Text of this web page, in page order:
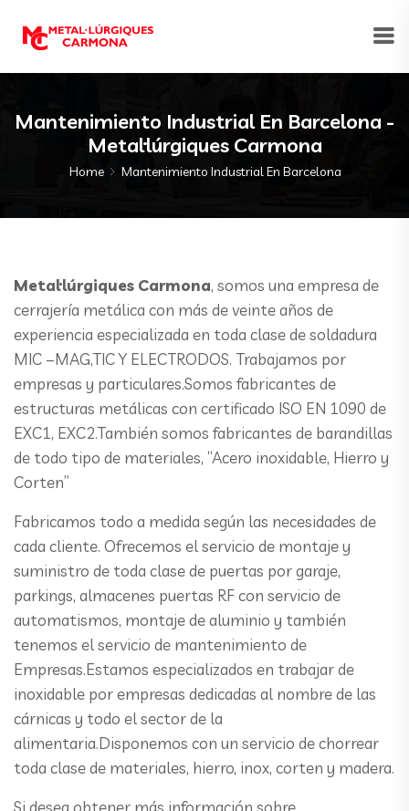
Mantenimiento Industrial En Barcelona -
Metal·lúrgiques Carmona
Home Mantenimiento Industrial En Barcelona
Metal·lúrgiques Carmona, somos una empresa de
cerrajería metálica con más de veinte años de
experiencia especializada en toda clase de soldadura
MIC –MAG,TIC Y ELECTRODOS. Trabajamos por
empresas y particulares.Somos fabricantes de
estructuras metálicas con certificado ISO EN 1090 de
EXC1, EXC2.También somos fabricantes de barandillas
de todo tipo de materiales, “Acero inoxidable, Hierro y
Corten”
Fabricamos todo a medida según las necesidades de
cada cliente. Ofrecemos el servicio de montaje y
suministro de toda clase de puertas por garaje,
parkings, almacenes puertas RF con servicio de
automatismos, montaje de aluminio y también
tenemos el servicio de mantenimiento de
Empresas.Estamos especializados en trabajar de
inoxidable por empresas dedicadas al nombre de las
cárnicas y todo el sector de la
alimentaria.Disponemos con un servicio de chorrear
toda clase de materiales, hierro, inox, corten y madera.
Si desea obtener más información sobre